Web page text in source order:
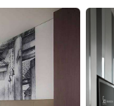
ville. Découvrez
Voir